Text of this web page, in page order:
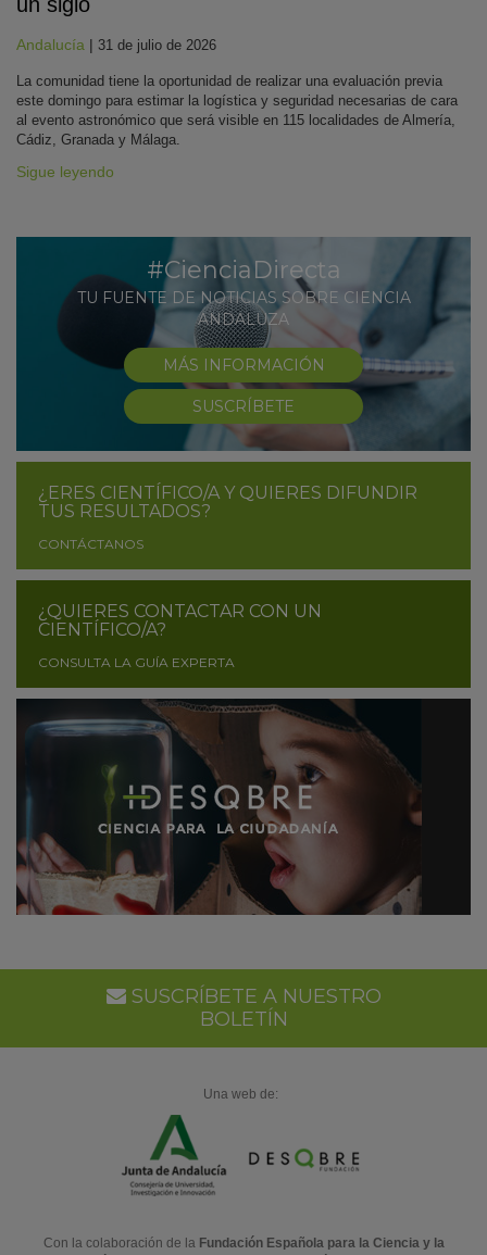
Andalucía | 31 de julio de 2026
La comunidad tiene la oportunidad de realizar una evaluación previa
este domingo para estimar la logística y seguridad necesarias de cara
al evento astronómico que será visible en 115 localidades de Almería,
Cádiz, Granada y Málaga.
Sigue leyendo
#CienciaDirecta
TU FUENTE DE NOTICIAS SOBRE CIENCIA
ANDALUZA
MÁS INFORMACIÓN
SUSCRÍBETE
¿ERES CIENTÍFICO/A Y QUIERES DIFUNDIR
TUS RESULTADOS?
CONTÁCTANOS
¿QUIERES CONTACTAR CON UN
CIENTÍFICO/A?
CONSULTA LA GUÍA EXPERTA
SUSCRÍBETE A NUESTRO
BOLETÍN
Una web de:
Con la colaboración de la Fundación Española para la Ciencia y la